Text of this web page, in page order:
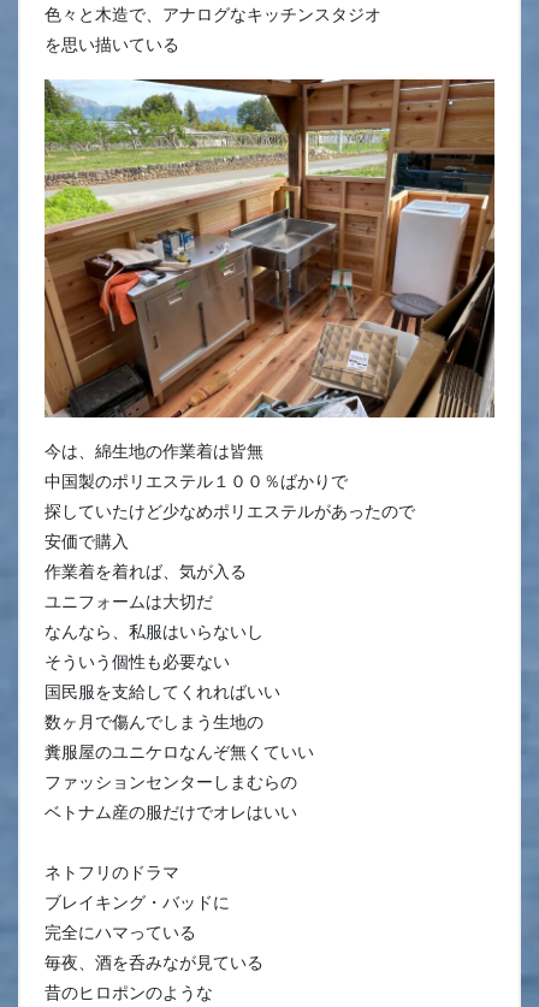
色々と木造で、アナログなキッチンスタジオ
を思い描いている
今は、綿生地の作業着は皆無
中国製のポリエステル１００％ばかりで
探していたけど少なめポリエステルがあったので
安価で購入
作業着を着れば、気が入る
ユニフォームは大切だ
なんなら、私服はいらないし
そういう個性も必要ない
国民服を支給してくれればいい
数ヶ月で傷んでしまう生地の
糞服屋のユニケロなんぞ無くていい
ファッションセンターしまむらの
ベトナム産の服だけでオレはいい
ネトフリのドラマ
ブレイキング・バッドに
完全にハマっている
毎夜、酒を呑みなが見ている
昔のヒロポンのような